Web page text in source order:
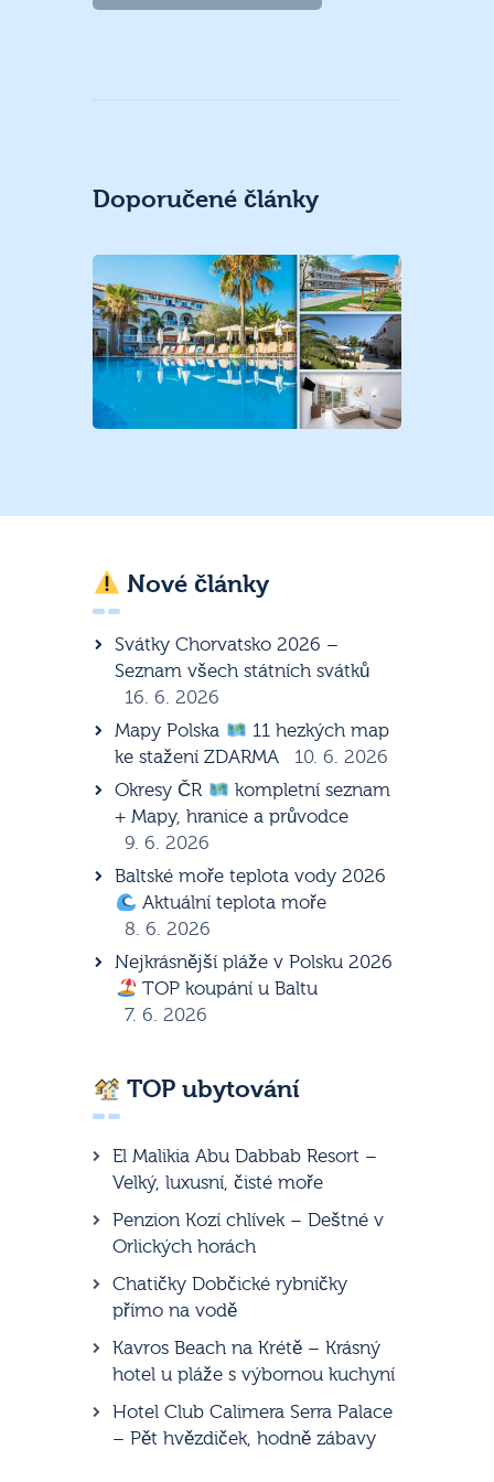
Doporučené články
Nové články
Svátky Chorvatsko 2026 –
Seznam všech státních svátků
16. 6. 2026
Mapy Polska
11 hezkých map
ke stažení ZDARMA
10. 6. 2026
Okresy ČR
kompletní seznam
+ Mapy, hranice a průvodce
9. 6. 2026
Baltské moře teplota vody 2026
Aktuální teplota moře
8. 6. 2026
Nejkrásnější pláže v Polsku 2026
TOP koupání u Baltu
7. 6. 2026
TOP ubytování
El Malikia Abu Dabbab Resort –
Velký, luxusní, čisté moře
Penzion Kozí chlívek – Deštné v
Orlických horách
Chatičky Dobčické rybníčky
přímo na vodě
Kavros Beach na Krétě – Krásný
hotel u pláže s výbornou kuchyní
Hotel Club Calimera Serra Palace
– Pět hvězdiček, hodně zábavy